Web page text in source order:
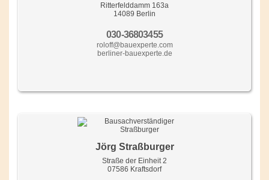
Ritterfelddamm 163a
14089 Berlin
030-36803455
roloff@bauexperte.com
berliner-bauexperte.de
Jörg Straßburger
Straße der Einheit 2
07586 Kraftsdorf